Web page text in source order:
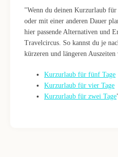
"Wenn du deinen Kurzurlaub für
oder mit einer anderen Dauer
hier passende Alternativen und
Travelcircus. So kannst du je
kürzeren und längeren Auszeiten
Kurzurlaub für fünf Tage
Kurzurlaub für vier Tage
Kurzurlaub für zwei Tage